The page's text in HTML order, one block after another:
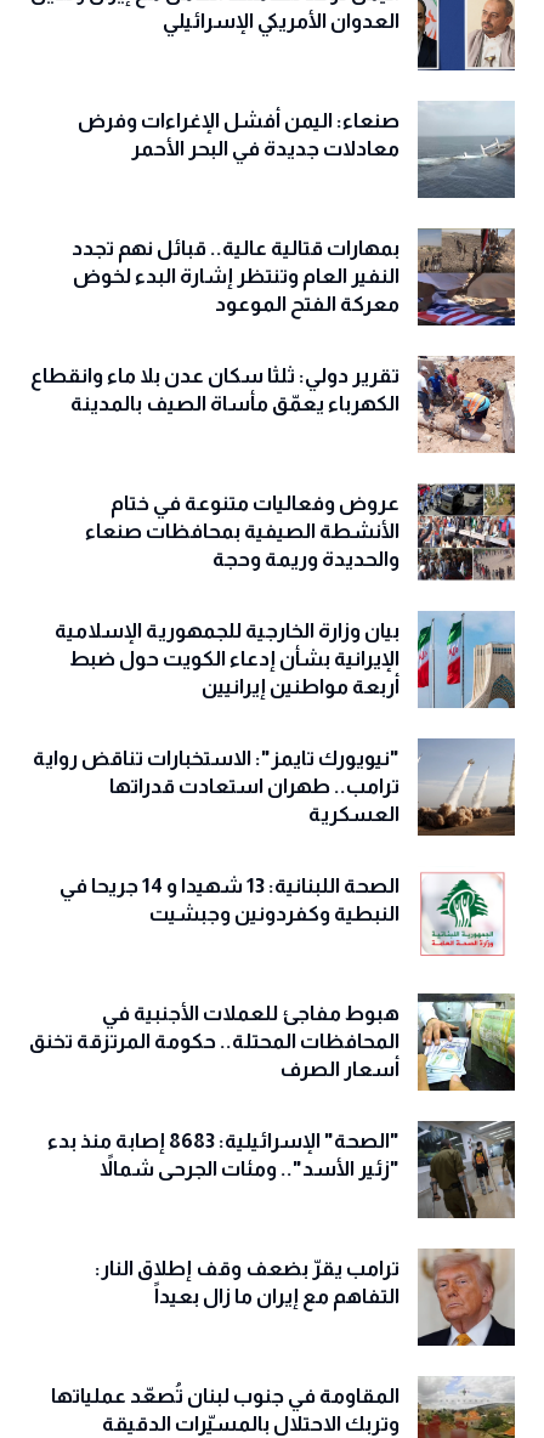
العدوان الأمريكي الإسرائيلي
صنعاء: اليمن أفشل الإغراءات وفرض
معادلات جديدة في البحر الأحمر
بمهارات قتالية عالية.. قبائل نهم تجدد
النفير العام وتنتظر إشارة البدء لخوض
معركة الفتح الموعود
تقرير دولي: ثلثا سكان عدن بلا ماء وانقطاع
الكهرباء يعمّق مأساة الصيف بالمدينة
عروض وفعاليات متنوعة في ختام
الأنشطة الصيفية بمحافظات صنعاء
والحديدة وريمة وحجة
‏بيان وزارة الخارجية للجمهورية الإسلامية
الإيرانية بشأن إدعاء الكويت حول ضبط
أربعة مواطنين إيرانيين
"نيويورك تايمز": الاستخبارات تناقض رواية
ترامب.. طهران استعادت قدراتها
العسكرية
الصحة اللبنانية: 13 شهيدا و 14 جريحا في
النبطية وكفردونين وجبشيت
هبوط مفاجئ للعملات الأجنبية في
المحافظات المحتلة.. حكومة المرتزقة تخنق
أسعار الصرف
"الصحة" الإسرائيلية: 8683 إصابة منذ بدء
"زئير الأسد".. ومئات الجرحى شمالاً
ترامب يقرّ بضعف وقف إطلاق النار:
التفاهم مع إيران ما زال بعيداً
المقاومة في جنوب لبنان تُصعّد عملياتها
وتربك الاحتلال بالمسيّرات الدقيقة